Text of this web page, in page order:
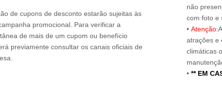
de cupons de desconto estarão sujeitas às
promocional. Para verificar a
de mais de um cupom ou benefício
previamente consultar os canais oficiais de
não
com foto e
• Atenção:
atrações e
climáticas
• ** EM